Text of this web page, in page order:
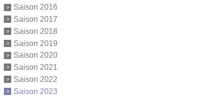
Saison 2016
Saison 2017
Saison 2018
Saison 2019
Saison 2020
Saison 2021
Saison 2022
Saison 2023